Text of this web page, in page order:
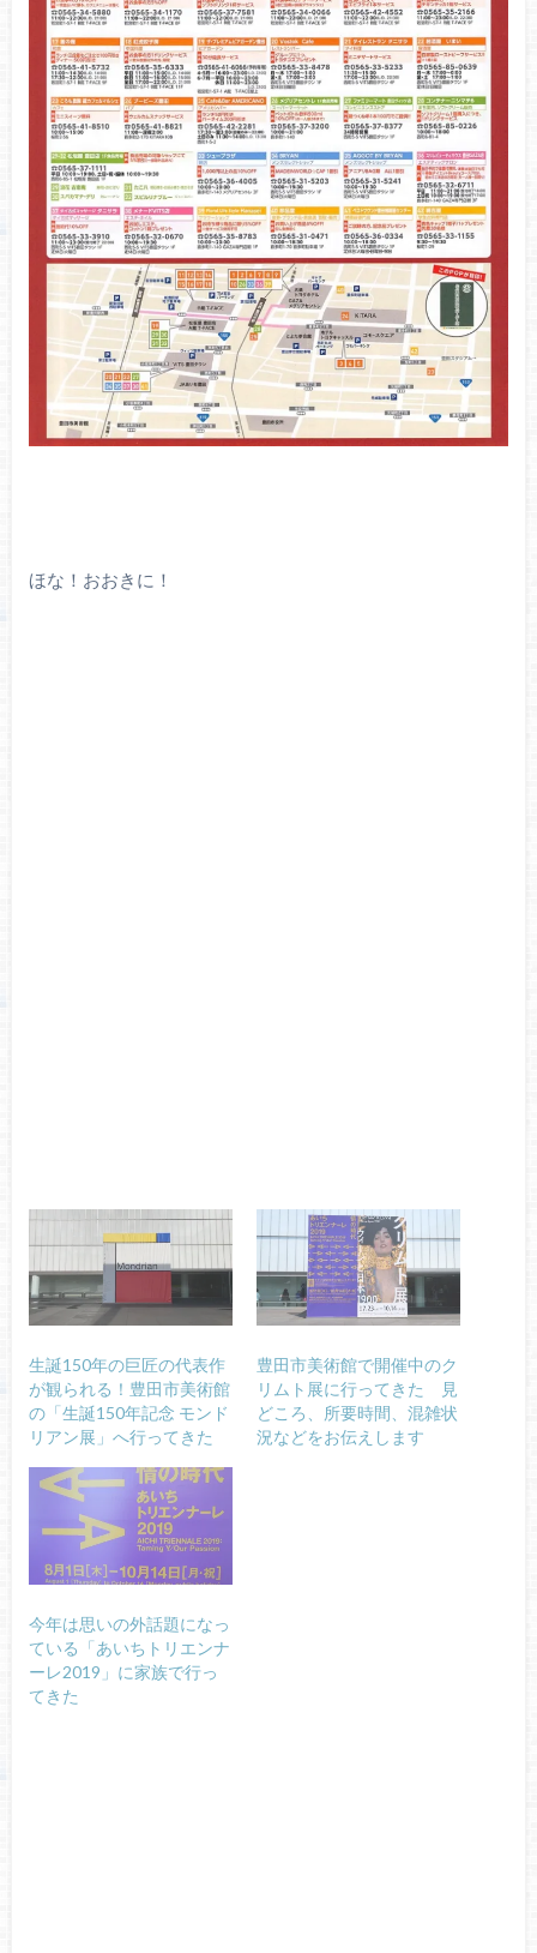
ほな！おおきに！
生誕150年の巨匠の代表作
が観られる！豊田市美術館
の「生誕150年記念 モンド
リアン展」へ行ってきた
豊田市美術館で開催中のク
リムト展に行ってきた 見
どころ、所要時間、混雑状
況などをお伝えします
今年は思いの外話題になっ
ている「あいちトリエンナ
ーレ2019」に家族で行っ
てきた